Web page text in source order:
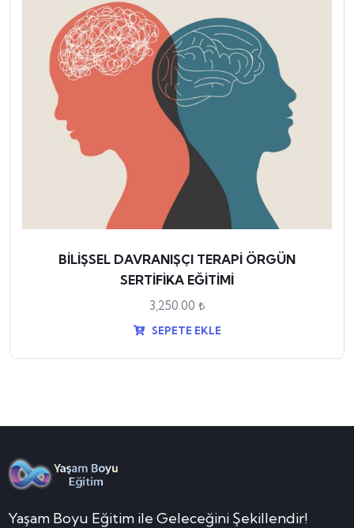
BİLİŞSEL DAVRANIŞÇI TERAPİ ÖRGÜN
SERTİFİKA EĞİTİMİ
3,250.00 ₺
SEPETE EKLE
Yaşam Boyu Eğitim ile Geleceğini Şekillendir!